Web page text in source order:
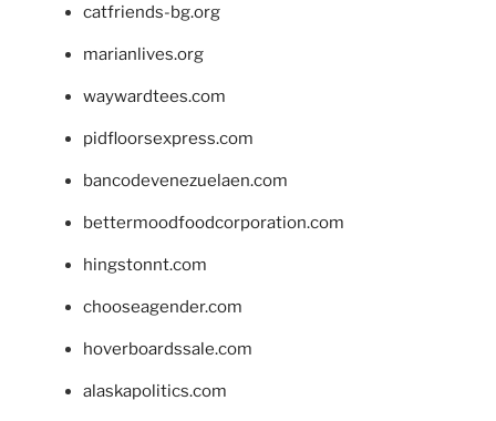
catfriends-bg.org
marianlives.org
waywardtees.com
pidfloorsexpress.com
bancodevenezuelaen.com
bettermoodfoodcorporation.com
hingstonnt.com
chooseagender.com
hoverboardssale.com
alaskapolitics.com